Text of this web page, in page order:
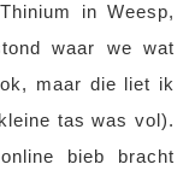
in Weesp,
waar we wat
maar die liet ik
tas was vol).
bieb bracht